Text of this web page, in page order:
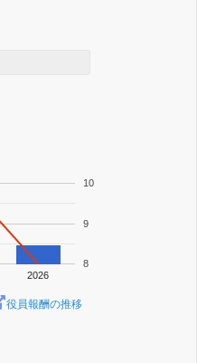
2026
8
9
10
役員報酬の推移